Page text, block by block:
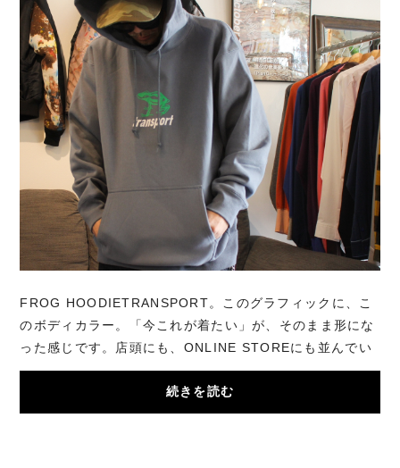
FROG HOODIETRANSPORT。このグラフィックに、こ
のボディカラー。「今これが着たい」が、そのまま形にな
った感じです。店頭にも、ONLINE STOREにも並んでい
ます。
続きを読む